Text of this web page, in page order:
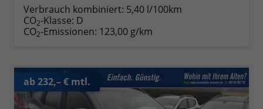
Verbrauch kombiniert: 5,40 l/100km
CO2-Klasse: D
CO2-Emissionen: 123,00 g/km
ab 232,– € mtl.